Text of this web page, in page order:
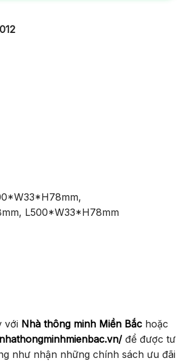
L500*W33*H78mm
với Nhà thông minh Miền Bắc hoặc
để được tư
như nhận những chính sách ưu đãi